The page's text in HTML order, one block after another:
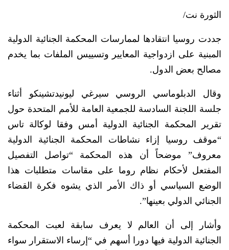
الثورة نت/
جددت روسيا انتقادها لممارسات المحكمة الجنائية الدولية
المبنية على ازدواجية المعايير وتسييس الملفات بما يخدم
مصالح بعض الدول.
وقال الدبلوماسي الروسي سيرغي ليونيدتشينكو أثناء
جلسة اللجنة السادسة للجمعية العامة للأمم المتحدة حول
تقرير المحكمة الجنائية الدولية أمس وفقا لوكالة تاس
“موقف روسيا إزاء نشاطات المحكمة الجنائية الدولية
معروف” موضحاً أن هذه المحكمة “تواصل التفصيل
المفتعل لأحكام نظام روما على مقاسات متطلبات هذا
الوضع السياسي أو ذاك الأمر الذي يشوه فكرة القضاء
الجنائي الدولي بعينها”.
وأشار إلى أن العالم لا يعرف سابقة لعبت المحكمة
الجنائية الدولية فيها دورا أسهم في “إرساء الاستقرار سواء